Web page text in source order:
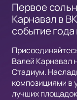
Первое
Карнавал в
событие
Валей Карнавал
Стадиум.
композициями в
лучших